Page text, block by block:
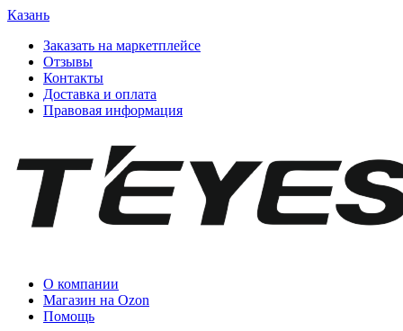
Казань
Заказать на маркетплейсе
Отзывы
Контакты
Доставка и оплата
Правовая информация
О компании
Магазин на Ozon
Помощь